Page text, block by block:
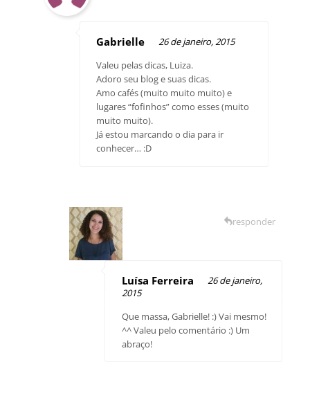
Gabrielle
26 de janeiro, 2015
Valeu pelas dicas, Luiza.
Adoro seu blog e suas dicas.
Amo cafés (muito muito muito) e
lugares “fofinhos” como esses (muito
muito muito).
Já estou marcando o dia para ir
conhecer… :D
Luísa Ferreira
26 de janeiro,
2015
Que massa, Gabrielle! :) Vai mesmo!
^^ Valeu pelo comentário :) Um
abraço!
responder